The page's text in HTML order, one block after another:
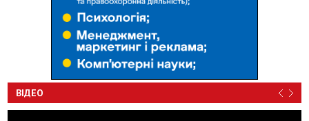
ВІДЕО